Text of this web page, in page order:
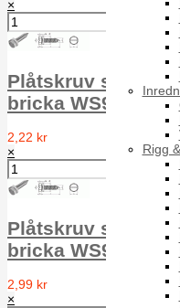
Rigg
×
Plåtskruv
bricka WS9230 A2
2,22 kr
×
Plåtskruv
bricka WS9230 A2
2,99 kr
×